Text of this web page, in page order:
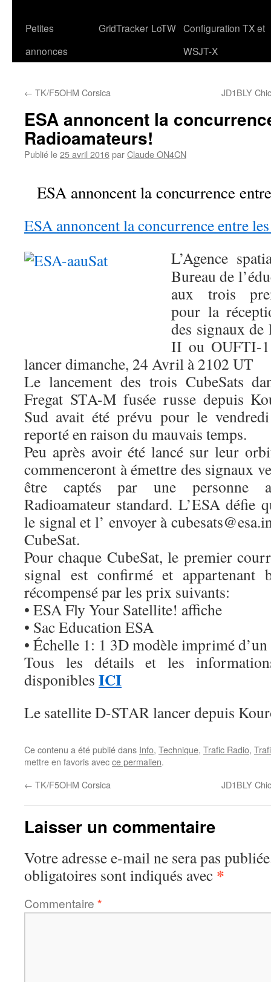
Petites
annonces
GridTracker LoTW Configuration TX et
WSJT-X
← TK/F5OHM Corsica JD1BLY
ESA annoncent la
Radioamateurs!
Publié le25 avril 2016parClaude ON4CN
ESA annoncent la concurrence
ESA annoncent la concurrence entre
L’Agence
Bureau de
aux trois
pour la
des signaux
II ou OUFTI-1
lancer dimanche, 24 Avril à 2102 UT
Le lancement des trois CubeSats
Fregat STA-M fusée russe depuis
Sud avait été prévu pour le
reporté en raison du mauvais temps.
Peu après avoir été lancé sur leur
commenceront à émettre des signaux
être captés par une personne
Radioamateur standard. L’ESA défie
le signal et l’ envoyer à
CubeSat.
Pour chaque CubeSat, le premier
signal est confirmé et appartenant
récompensé par les prix suivants:
• ESA Fly Your Satellite! affiche
• Sac Education ESA
• Échelle 1: 1 3D modèle imprimé d’un
Tous les détails et les
disponibles ICI
Le satellite D-STAR lancer depuis
Ce contenu a été publié dans Info, Technique, Trafic Radio,
mettre en favoris avecce permalien.
← TK/F5OHM Corsica JD1BLY
Laisser un commentaire
Votre adresse e-mail ne sera pas
obligatoires sont indiqués avec *
Commentaire *